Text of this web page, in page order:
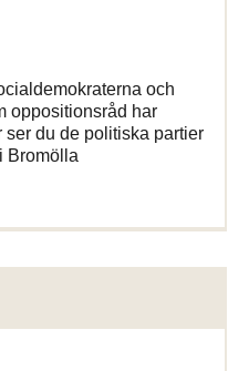
och
oppositionsråd har
du de politiska partier
Bromölla